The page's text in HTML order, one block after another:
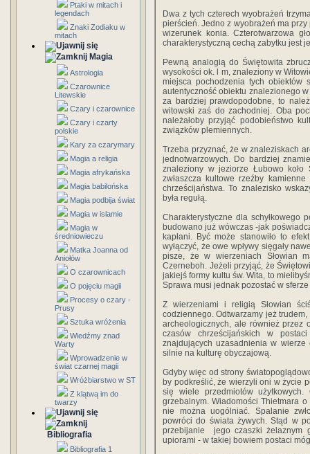
Ptaki w mitach i
legendach
Znaki Zodiaku w
mitach
Magia
Astrologia
Czarownice
Litewskie
Czary i czarownice
Czary i czarty
polskie
Kary za czarymary
Magia a religia
Magia afrykańska
Magia babilońska
Magia podbija świat
Magia w islamie
Magia w
średniowieczu
Matka Joanna od
Aniołów
O czarownicach
O pojęciu magii
Procesy o czary -
Prusy
Sztuka wróżenia
Wiedźmy znad
Warty
Wprowadzenie w
świat czarnej magii
Wróżbiarstwo w ST
Z klątwą im do
twarzy
Bibliografia
Bibliografia 1
Dwa z tych czterech wyobrażeń
pierścień. Jedno z wyobrażeń ma
wizerunek konia. Czterotwarzowa
charakterystyczną cechą zabytku jest
Pewną analogią do Świętowita
wysokości ok. l m, znaleziony w
miejsca pochodzenia tych obiektów
autentyczność obiektu znalezionego
za bardziej prawdopodobne, to
witowski zaś do zachodniej. Oba
należałoby przyjąć podobieństwo
związków plemiennych.
Trzeba przyznać, że w znaleziskach
jednotwarzowych. Do bardziej
znaleziony w jeziorze Łubowo koło
zwłaszcza kultowe rzeźby
chrześcijaństwa. To znalezisko
była regułą.
Charakterystyczne dla schyłkowego
budowano już wówczas -jak
kapłani. Być może stanowiło to
wyłączyć, że owe wpływy sięgały
pisze, że w wierzeniach Słowian
Czerneboh. Jeżeli przyjąć, że
jakiejś formy kultu św. Wita, to
Sprawa musi jednak pozostać w
Z wierzeniami i religią Słowian
codziennego. Odtwarzamy jeż
archeologicznych, ale również przez
czasów chrześcijańskich w
znajdujących uzasadnienia w
silnie na kulturę obyczajową.
Gdyby więc od strony
by podkreślić, że wierzyli oni w życie
się wiele przedmiotów użytkowych.
grzebalnym. Wiadomości Thietmara
nie można uogólniać. Spalanie
powróci do świata żywych. Stąd w
przebijanie jego czaszki żelaznym
upiorami - w takiej bowiem postaci